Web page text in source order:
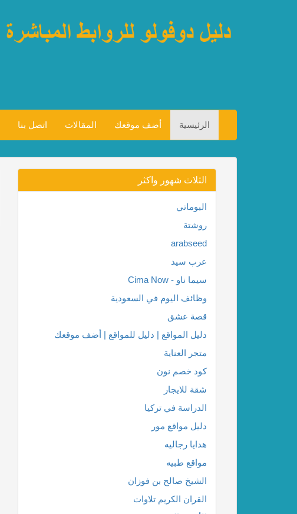
الرئيسية أضف موقعك المقالات اتصل بنا
الثلاث شهور واكثر
البوماتي
روشتة
arabseed
عرب سيد
سيما ناو - Cima Now
وظائف اليوم في السعودية
قصة عشق
دليل المواقع | دليل للمواقع | أضف موقعك
متجر العناية
كود خصم نون
شقة للايجار
الدراسة في تركيا
دليل مواقع مور
هدايا رجاليه
مواقع طبيه
الشيخ صالح بن فوزان
القران الكريم تلاوات